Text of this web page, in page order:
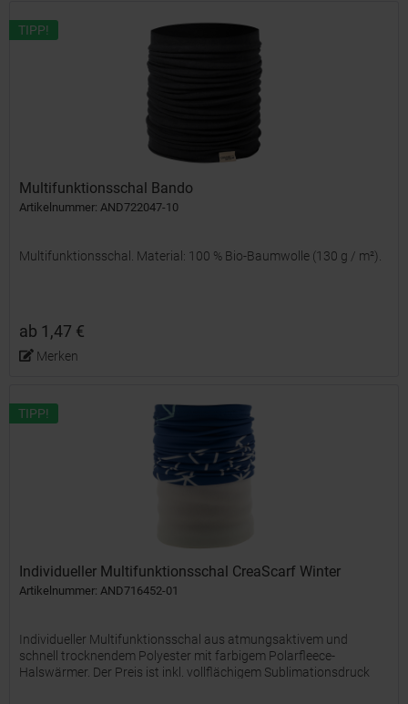
TIPP!
Multifunktionsschal Bando
Artikelnummer: AND722047-10
Multifunktionsschal. Material: 100 % Bio-Baumwolle (130 g / m²).
ab 1,47 €
Merken
TIPP!
Individueller Multifunktionsschal CreaScarf Winter
Artikelnummer: AND716452-01
Individueller Multifunktionsschal aus atmungsaktivem und
schnell trocknendem Polyester mit farbigem Polarfleece-
Halswärmer. Der Preis ist inkl. vollflächigem Sublimationsdruck